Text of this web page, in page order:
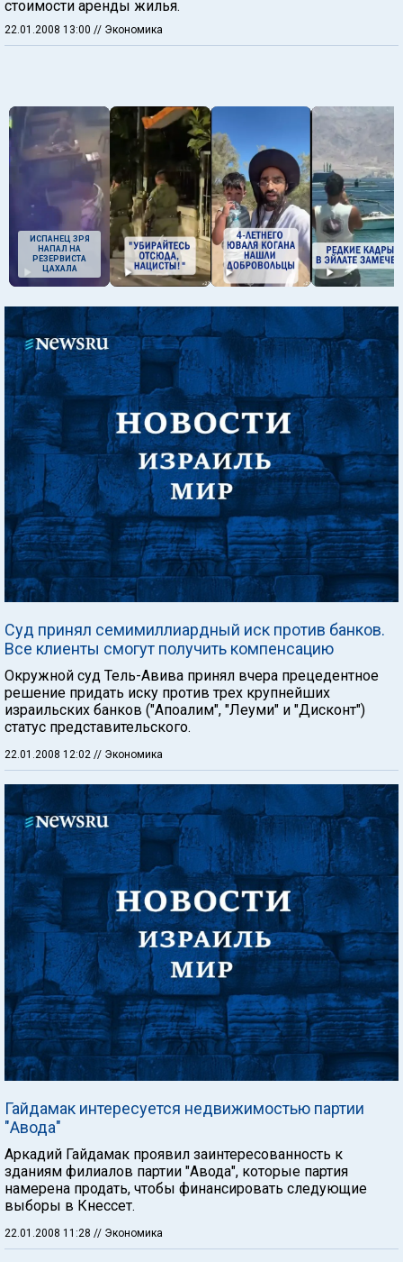
стоимости аренды жилья.
22.01.2008 13:00 // Экономика
ИСПАНЕЦ ЗРЯ
НАПАЛ НА
РЕЗЕРВИСТА
ЦАХАЛА
Суд принял семимиллиардный иск против банков.
Все клиенты смогут получить компенсацию
Окружной суд Тель-Авива принял вчера прецедентное
решение придать иску против трех крупнейших
израильских банков ("Апоалим", "Леуми" и "Дисконт")
статус представительского.
22.01.2008 12:02 // Экономика
Гайдамак интересуется недвижимостью партии
"Авода"
Аркадий Гайдамак проявил заинтересованность к
зданиям филиалов партии "Авода", которые партия
намерена продать, чтобы финансировать следующие
выборы в Кнессет.
22.01.2008 11:28 // Экономика